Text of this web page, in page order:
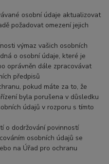
osobní údaje aktualizovat
požadovat omezení jejich
výmaz vašich osobních
o osobní údaje, které je
oprávněn dále zpracovávat
předpisů
pokud máte za to, že
byla porušena v důsledku
údajů v rozporu s tímto
o dodržování povinností
osobních údajů se
na Úřad pro ochranu